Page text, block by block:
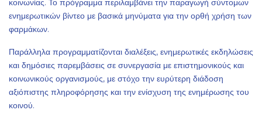
κοινωνίας. Το πρόγραμμα περιλαμβάνει την παραγωγή σύντομων
ενημερωτικών βίντεο με βασικά μηνύματα για την ορθή χρήση των
φαρμάκων.
Παράλληλα προγραμματίζονται διαλέξεις, ενημερωτικές εκδηλώσεις
και δημόσιες παρεμβάσεις σε συνεργασία με επιστημονικούς και
κοινωνικούς οργανισμούς, με στόχο την ευρύτερη διάδοση
αξιόπιστης πληροφόρησης και την ενίσχυση της ενημέρωσης του
κοινού.